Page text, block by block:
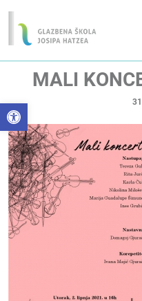
Open toolbar
MALI